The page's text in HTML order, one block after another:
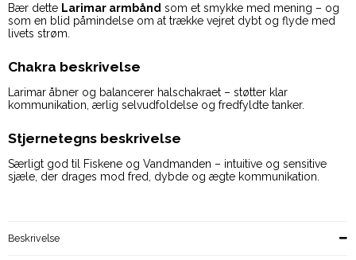
Bær dette Larimar armbånd som et smykke med mening – og
som en blid påmindelse om at trække vejret dybt og flyde med
livets strøm.
Chakra beskrivelse
Larimar åbner og balancerer halschakraet – støtter klar
kommunikation, ærlig selvudfoldelse og fredfyldte tanker.
Stjernetegns beskrivelse
Særligt god til Fiskene og Vandmanden – intuitive og sensitive
sjæle, der drages mod fred, dybde og ægte kommunikation.
Beskrivelse